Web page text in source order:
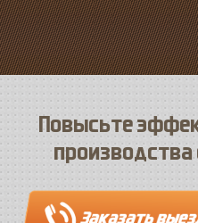
Повысьте
производства